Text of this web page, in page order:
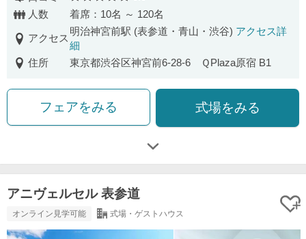
人数
着席：10名 ～ 120名
アクセス
明治神宮前駅 (表参道・青山・渋谷) アクセス詳
細
住所
東京都渋谷区神宮前6-28-6 ＱPlaza原宿 B1
フェアをみる 式場をみる
アニヴェルセル 表参道
オンライン見学可能 式場・ゲストハウス